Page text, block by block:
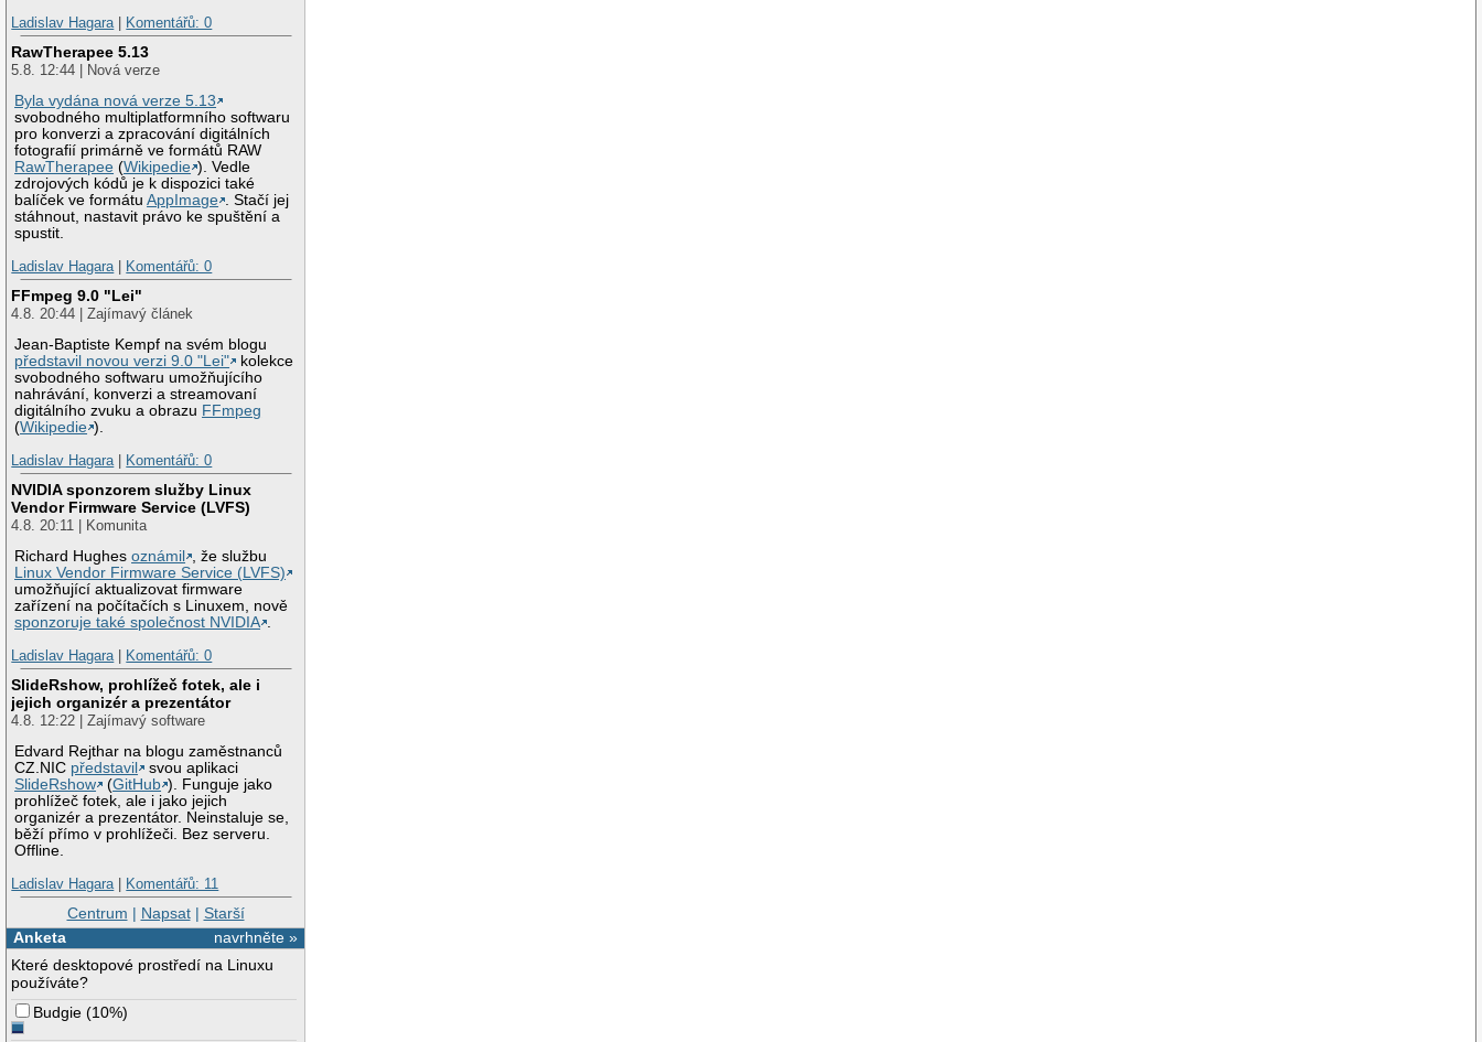
Ladislav Hagara| Komentářů: 0
RawTherapee 5.13
5.8. 12:44 | Nová verze
Byla vydána nová verze 5.13
svobodného multiplatformního softwaru
pro konverzi a zpracování digitálních
fotografií primárně ve formátů RAW
RawTherapee (Wikipedie ). Vedle
zdrojových kódů je k dispozici také
balíček ve formátuAppImage . Stačí jej
stáhnout, nastavit právo ke spuštění a
spustit.
Ladislav Hagara| Komentářů: 0
FFmpeg 9.0 "Lei"
4.8. 20:44 | Zajímavý článek
Jean-Baptiste Kempf na svém blogu
představil novou verzi 9.0 "Lei"
kolekce
svobodného softwaru umožňujícího
nahrávání, konverzi a streamovaní
digitálního zvuku a obrazu FFmpeg
(Wikipedie ).
Ladislav Hagara| Komentářů: 0
NVIDIA sponzorem služby Linux
Vendor Firmware Service (LVFS)
4.8. 20:11 | Komunita
Richard Hughesoznámil
, že službu
Linux Vendor Firmware Service (LVFS)
umožňující aktualizovat firmware
zařízení na počítačích s Linuxem, nově
sponzoruje také společnost NVIDIA .
Ladislav Hagara| Komentářů: 0
SlideRshow, prohlížeč fotek, ale i
jejich organizér a prezentátor
4.8. 12:22 | Zajímavý software
Edvard Rejthar na blogu zaměstnanců
CZ.NIC představil
svou aplikaci
SlideRshow
(GitHub ). Funguje jako
prohlížeč fotek, ale i jako jejich
organizér a prezentátor. Neinstaluje se,
běží přímo v prohlížeči. Bez serveru.
Offline.
Ladislav Hagara| Komentářů: 11
Centrum | Napsat| Starší
navrhněte »
Anketa
Které desktopové prostředí na Linuxu
používáte?
Budgie (10%)